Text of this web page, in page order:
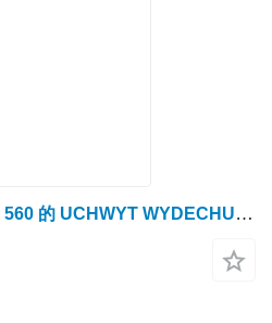
联合收割机 Claas Lexion 560 的 UCHWYT WYDECHU Claas Lexion 560 排气支架 0007522603 (Cat C9, 3126B 发动机; 排气系统)